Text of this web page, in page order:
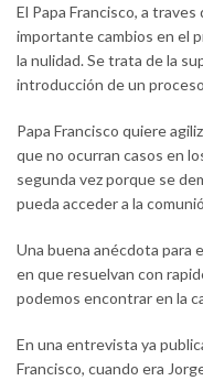
El Papa Francisco, a
importante cambios en el
la nulidad. Se trata de la
introducción de un
Papa Francisco quiere
que no ocurran casos en
segunda vez porque se
pueda acceder a la
Una buena anécdota para
en que resuelvan con
podemos encontrar en la
En una entrevista ya
Francisco, cuando era